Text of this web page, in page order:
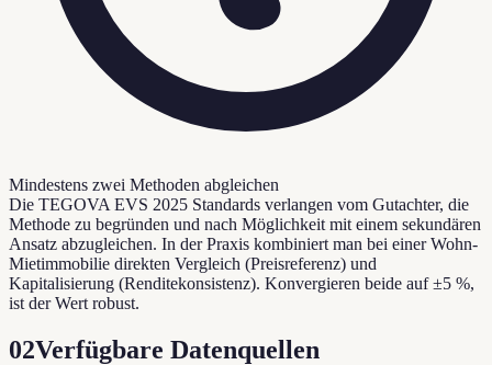
Mindestens zwei Methoden abgleichen
Die TEGOVA EVS 2025 Standards verlangen vom Gutachter, die
Methode zu begründen und nach Möglichkeit mit einem sekundären
Ansatz abzugleichen. In der Praxis kombiniert man bei einer Wohn-
Mietimmobilie direkten Vergleich (Preisreferenz) und
Kapitalisierung (Renditekonsistenz). Konvergieren beide auf ±5 %,
ist der Wert robust.
02Verfügbare Datenquellen